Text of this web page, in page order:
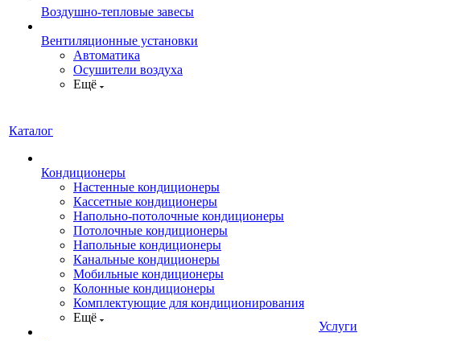
Воздушно-тепловые завесы
Вентиляционные установки
Автоматика
Осушители воздуха
Ещё
Каталог
Кондиционеры
Настенные кондиционеры
Кассетные кондиционеры
Напольно-потолочные кондиционеры
Потолочные кондиционеры
Напольные кондиционеры
Канальные кондиционеры
Мобильные кондиционеры
Колонные кондиционеры
Комплектующие для кондиционирования
Ещё
Услуги